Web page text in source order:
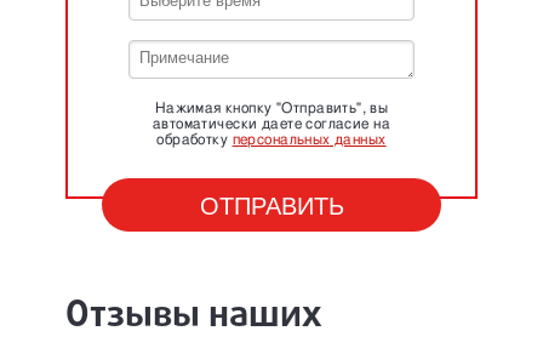
Нажимая кнопку "Отправить", вы
автоматически даете согласие на
обработку персональных данных
Отзывы наших